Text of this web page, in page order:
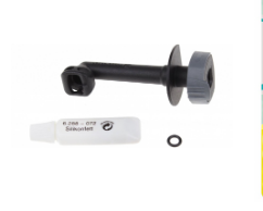
Textile si covoare
Uscatoare rufe
Utilaje si materiale de constructii
Laptop, Tablete & Telefoane